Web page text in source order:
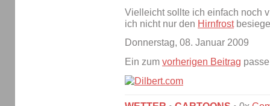
Vielleicht sollte ich einfach noch
ich nicht nur den Hirnfrost
Donnerstag, 08. Januar 2009
Ein zum vorherigen Beitrag